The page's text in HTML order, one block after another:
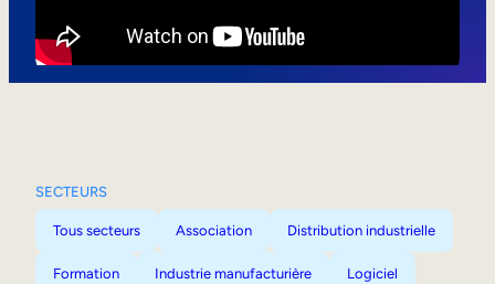
SECTEURS
Tous secteurs Association Distribution industrielle
Formation Industrie manufacturière Logiciel